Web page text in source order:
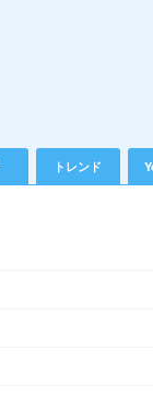
トレンド